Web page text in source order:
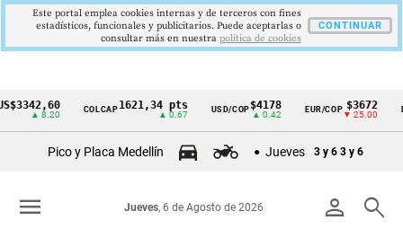
Cintillo
Colombia
COLCAP1621,34 pts USD/COP$4178
▲ 0.42
EUR/COP $3672
▼ 25.00
Pico y Placa Medellín Jueves 3 y 6 3 y 6
person search
Jueves, 6 de Agosto de 2026
menu
Este portal emplea cookies internas y de terceros con fines
estadísticos, funcionales y publicitarios. Puede aceptarlas o
consultar más en nuestra politica de cookies
CONTINUAR